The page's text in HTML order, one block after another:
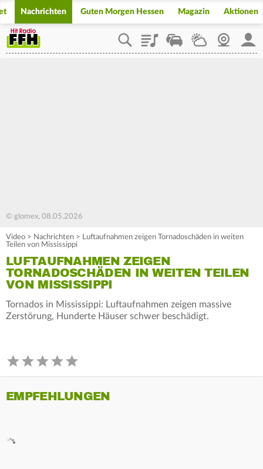
Nachrichten Guten Morgen Hessen Magazin Aktionen
PlaylistStaupilotWetterWebcam
© glomex, 08.05.2026
Video > Nachrichten > Luftaufnahmen zeigen Tornadoschäden in weiten
Teilen von Mississippi
LUFTAUFNAHMEN ZEIGEN
TORNADOSCHÄDEN IN WEITEN TEILEN
VON MISSISSIPPI
Tornados in Mississippi: Luftaufnahmen zeigen massive
Zerstörung, Hunderte Häuser schwer beschädigt.
EMPFEHLUNGEN